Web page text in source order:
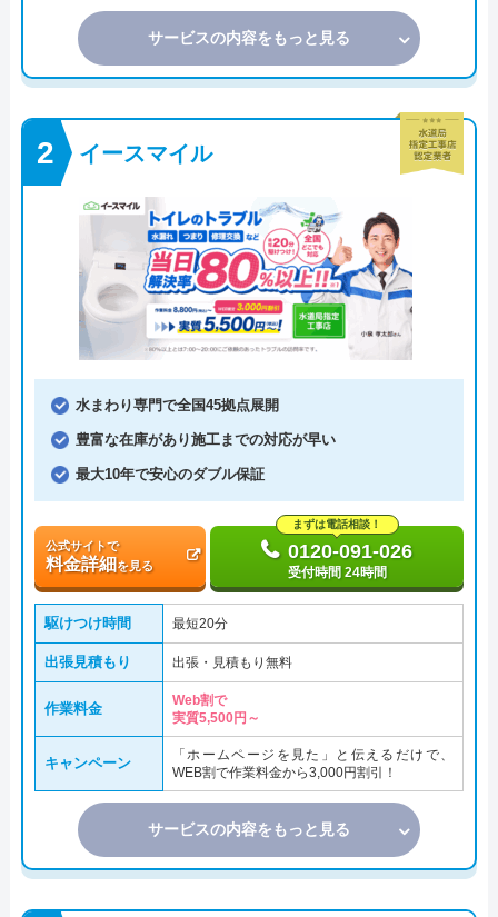
サービスの内容をもっと見る
イースマイル
水まわり専門で全国45拠点展開
豊富な在庫があり施工までの対応が早い
最大10年で安心のダブル保証
公式サイトで
料金詳細を見る
まずは電話相談！
0120-091-026
受付時間 24時間
駆けつけ時間 最短20分
出張見積もり 出張・見積もり無料
作業料金
Web割で
実質5,500円～
キャンペーン
「ホームページを見た」と伝えるだけで、
WEB割で作業料金から3,000円割引！
サービスの内容をもっと見る